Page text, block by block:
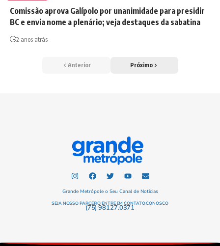
Comissão aprova Galípolo por unanimidade para presidir
BC e envia nome a plenário; veja destaques da sabatina
2 anos atrás
Anterior Próximo
Grande Metrópole o Seu Canal de Notícias
SEJA NOSSO PARCEIRO ENTRE EM CONTATO CONOSCO
(75) 98127.0371